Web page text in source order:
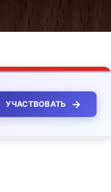
УЧАСТВОВАТЬ →